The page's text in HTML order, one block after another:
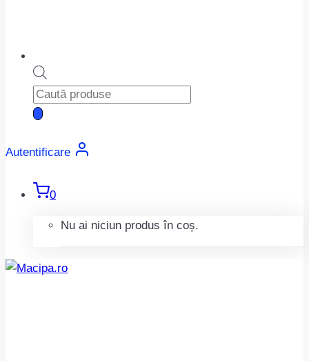
Products
search
Autentificare
0
Nu ai niciun produs în coș.